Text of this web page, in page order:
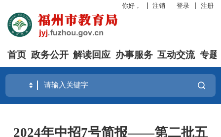
你好， 注销 登录 注册
首页 政务公开 解读回应 办事服务 互动交流 专题
2024年中招7号简报——第二批五